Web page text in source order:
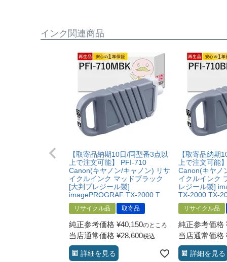
・返品理由が「不要になったから」「注文を間
・修理に出される前に、必ず当店へご連絡をいた
・当店の商品が原因でプリンターが故障したこ
・プリンターの廃インクエラーや廃トナーエラ
・メーカーの出張修理を依頼されてないこと。
インク関連商品
【取寄品納期10日/同型番3点以
上で注文可能】 PFI-710
Canon(キヤノン/キャノン) リサ
イクルインク マッドブラック
[大判プレジール製]
imagePROGRAF TX-2000 T
リサイクル品 取寄品
純正参考価格 ¥40,150のところ
当店通常価格 ¥28,600税込
詳細を見る
【取寄品納期
上で注文可能
Canon(キヤノ
イクルインク
レジール製]
TX-2000 TX-
リサイクル品
純正参考価格
当店通常価格
詳細を見る